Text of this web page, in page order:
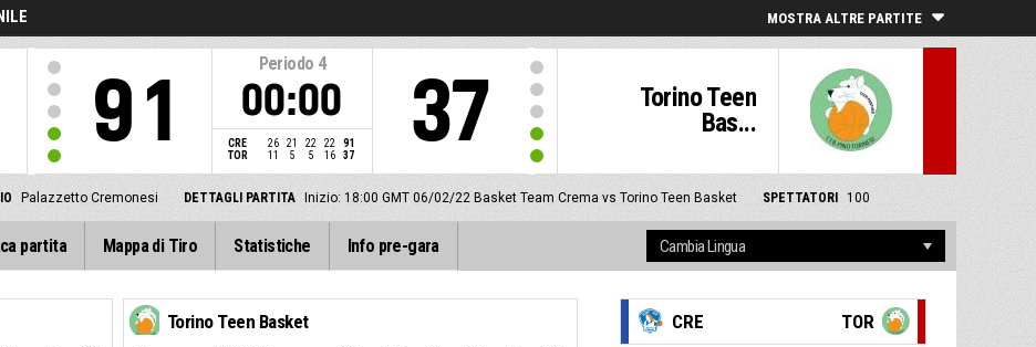
MOSTRA ALTRE PARTITE
91
Periodo 4
00:00
CRE 26 21 22 22
91
TOR
11 5 5 16 37
Torino Teen
Bas...
37
Palazzetto Cremonesi DETTAGLI PARTITA Inizio: 18:00 GMT 06/02/22 Basket Team Crema vs Torino Teen Basket SPETTATORI 100
partita Mappa di Tiro Statistiche Info pre-gara
Torino Teen Basket CRE TOR